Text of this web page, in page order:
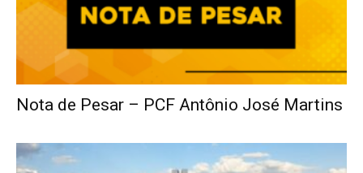
Nota de Pesar – PCF Antônio José Martins